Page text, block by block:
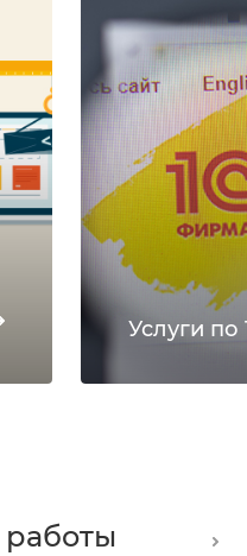
Услуги по
работы